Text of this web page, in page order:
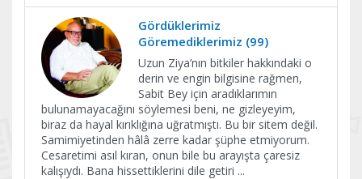
Gördüklerimiz
Göremediklerimiz (99)
Uzun Ziya’nın bitkiler hakkındaki o
derin ve engin bilgisine rağmen,
Sabit Bey için aradıklarımın
bulunamayacağını söylemesi beni, ne gizleyeyim,
biraz da hayal kırıklığına uğratmıştı. Bu bir sitem değil.
Samimiyetinden hâlâ zerre kadar şüphe etmiyorum.
Cesaretimi asıl kıran, onun bile bu arayışta çaresiz
kalışıydı. Bana hissettiklerini dile getiri ...